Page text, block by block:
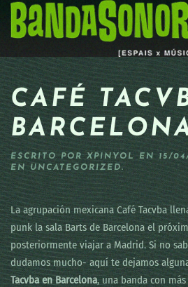
Skip to main content
CAFÉ
ESCRITO PORXPINYOL EN 15/
ENUNCATEGORIZED.
La agrupación mexicana Café Tacvba
punk la sala Barts de Barcelona el
posteriormente viajar a Madrid. Si no
dudamos mucho- aquí te dejamos
Tacvba en Barcelona, una banda con